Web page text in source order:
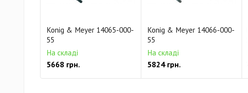
Konig & Meyer 14065-000-
55
На складі
5668 грн.
Konig & Meyer 14066-000-
55
На складі
5824 грн.